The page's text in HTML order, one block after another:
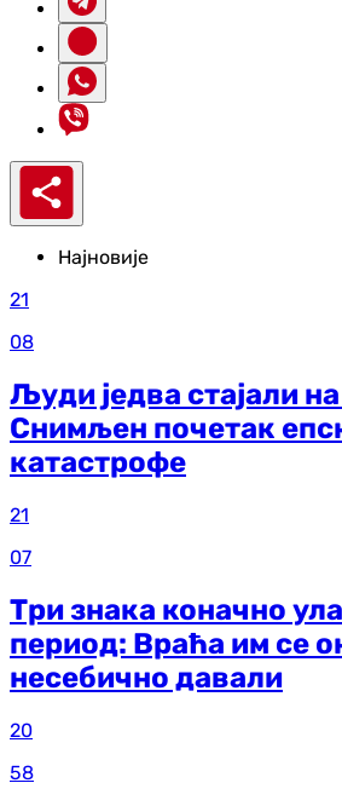
Најновије
21
08
Људи једва стајали
Снимљен почетак
катастрофе
21
07
Три знака коначно
период: Враћа им се
несебично давали
20
58